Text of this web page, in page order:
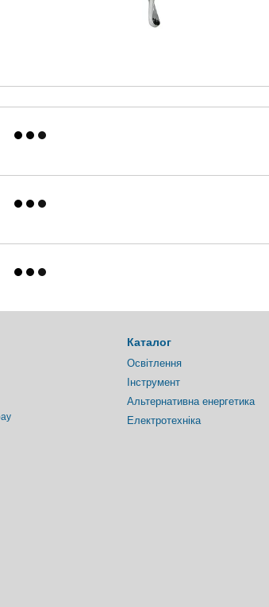
Каталог
Освітлення
Інструмент
Альтернативна енергетика
Електротехніка